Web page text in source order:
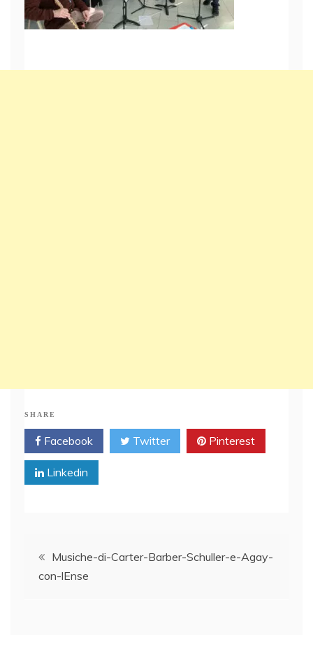
SHARE
Facebook Twitter Pinterest
Linkedin
PostMusiche-di-Carter-Barber-Schuller-e-Agay-
con-lEnse